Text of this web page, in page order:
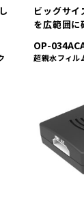
ビッグサ
を広範囲に
OP-
超親水フィル